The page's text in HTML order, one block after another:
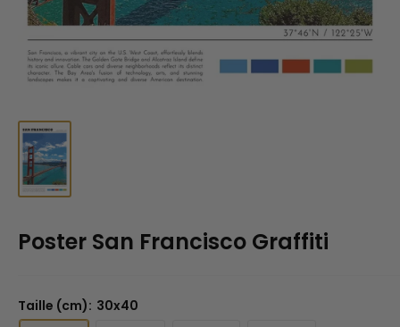
Poster San Francisco Graffiti
Taille (cm): 30x40